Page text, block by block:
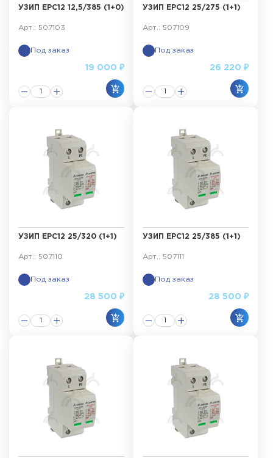
УЗИП ЕРС12 12,5/385 (1+0)
Арт.: 507103
Под заказ
19 000 ₽
УЗИП ЕРС12 25/275 (1+1)
Арт.: 507109
Под заказ
26 220 ₽
УЗИП ЕРС12 25/320 (1+1)
Арт.: 507110
Под заказ
28 500 ₽
УЗИП ЕРС12 25/385 (1+1)
Арт.: 507111
Под заказ
28 500 ₽